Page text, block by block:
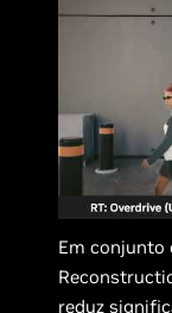
Em conjunto
reduz